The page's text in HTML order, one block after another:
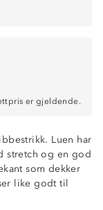
er gjeldende.
Luen har
stretch og en god
som dekker
like godt til